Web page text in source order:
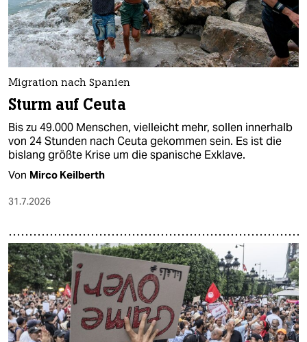
Migration nach Spanien
Sturm auf Ceuta
Bis zu 49.000 Menschen, vielleicht mehr, sollen innerhalb
von 24 Stunden nach Ceuta gekommen sein. Es ist die
bislang größte Krise um die spanische Exklave.
Von Mirco Keilberth
31.7.2026